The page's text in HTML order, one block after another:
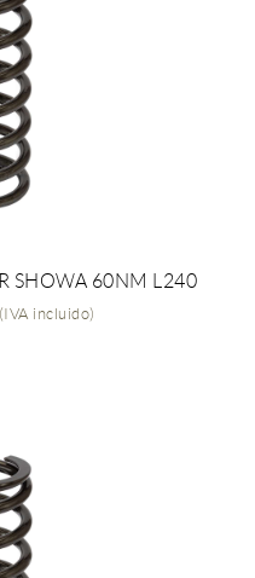
SHOWA 60NM L240
(IVA incluido)